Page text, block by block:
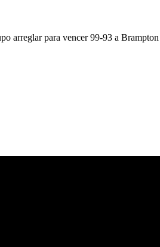
arreglar para vencer 99-93 a